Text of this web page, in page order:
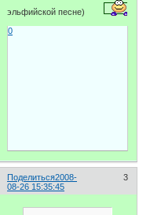
эльфийской песне)
0
Поделиться 3
2008-
08-26 15:35:45